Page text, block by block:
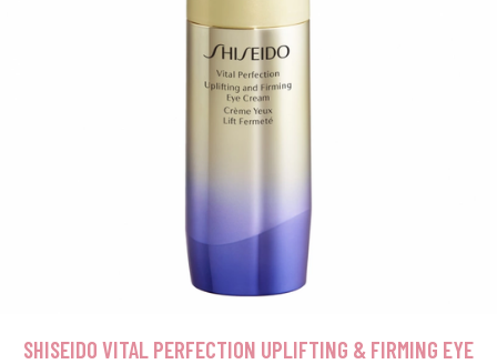
SHISEIDO VITAL PERFECTION UPLIFTING & FIRMING EYE